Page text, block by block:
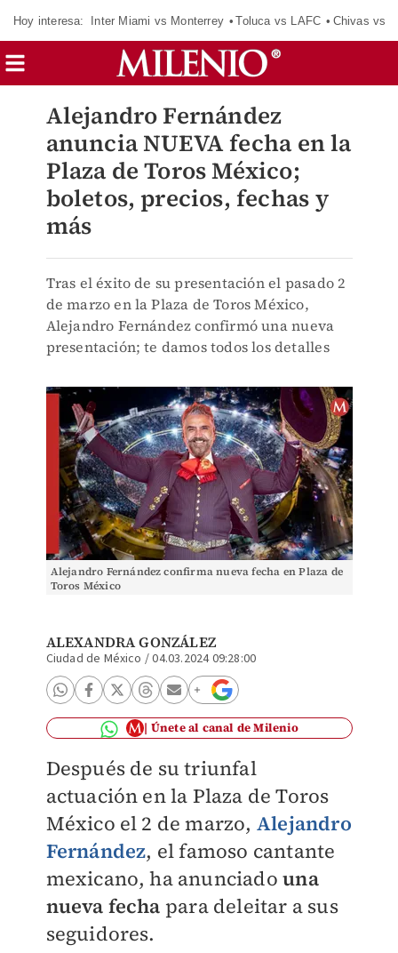
Hoy interesa: Inter Miami vs Monterrey Toluca vs LAFC Chivas vs
Alejandro Fernández
anuncia NUEVA fecha en la
Plaza de Toros México;
boletos, precios, fechas y
más
Tras el éxito de su presentación el pasado 2
de marzo en la Plaza de Toros México,
Alejandro Fernández confirmó una nueva
presentación; te damos todos los detalles
Alejandro Fernández confirma nueva fecha en Plaza de
Toros México
ALEXANDRA GONZÁLEZ
Ciudad de México /04.03.2024 09:28:00
Únete al canal de Milenio
Después de su triunfal
actuación en la Plaza de Toros
México el 2 de marzo, Alejandro
Fernández, el famoso cantante
mexicano, ha anunciado una
nueva fecha para deleitar a sus
seguidores.